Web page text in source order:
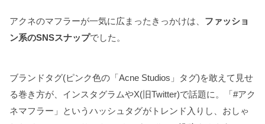
アクネのマフラーが一気に広まったきっかけは、 ファッショ
ン系のSNSスナップでした。
ブランドタグ(ピンク色の「Acne Studios」タグ)を敢えて見せ
る巻き方が、インスタグラムやX(旧Twitter)で話題に。「#アク
ネマフラー」というハッシュタグがトレンド入りし、おしゃ